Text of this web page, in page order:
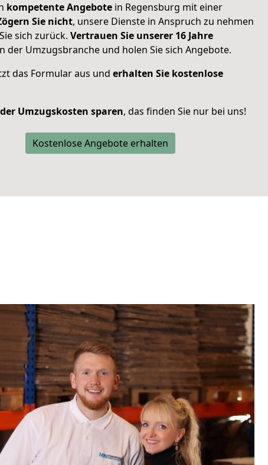
kompetente Angebote in Regensburg mit einer
Sie nicht, unsere Dienste in Anspruch zu nehmen
sich zurück. Vertrauen Sie unserer 16 Jahre
der Umzugsbranche und holen Sie sich Angebote.
das Formular aus und erhalten Sie kostenlose
der Umzugskosten sparen, das finden Sie nur bei uns!
Kostenlose Angebote erhalten